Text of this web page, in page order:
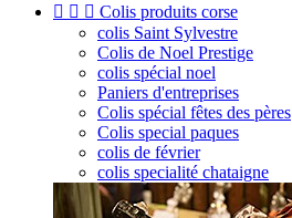
   Colis produits corse
colis Saint Sylvestre
Colis de Noel Prestige
colis spécial noel
Paniers d'entreprises
Colis spécial fêtes des pères
Colis special paques
colis de février
colis specialité chataigne